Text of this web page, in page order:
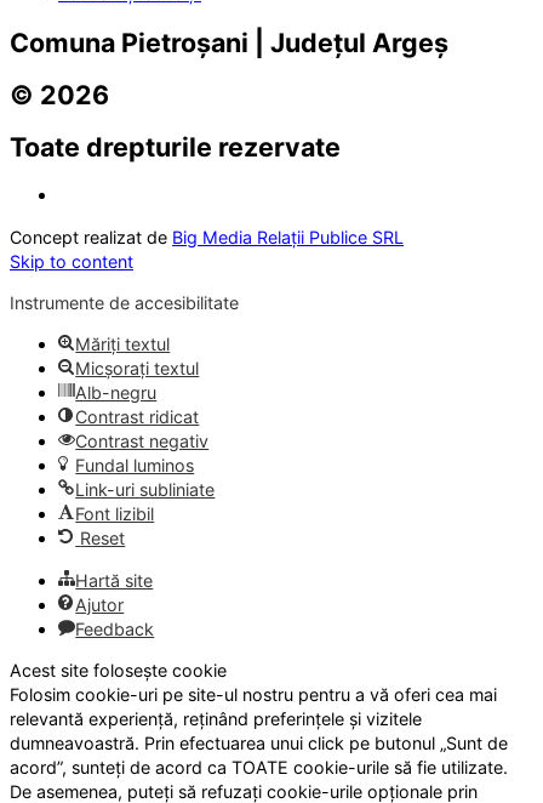
Comuna Pietroșani | Județul Argeș
© 2026
Toate drepturile rezervate
Concept realizat de Big Media Relații Publice SRL
Skip to content
Instrumente de accesibilitate
Măriți textul
Micșorați textul
Alb-negru
Contrast ridicat
Contrast negativ
Fundal luminos
Link-uri subliniate
Font lizibil
Reset
Hartă site
Ajutor
Feedback
Acest site folosește cookie
Folosim cookie-uri pe site-ul nostru pentru a vă oferi cea mai
relevantă experiență, reținând preferințele și vizitele
dumneavoastră. Prin efectuarea unui click pe butonul „Sunt de
acord”, sunteți de acord ca TOATE cookie-urile să fie utilizate.
De asemenea, puteți să refuzați cookie-urile opționale prin